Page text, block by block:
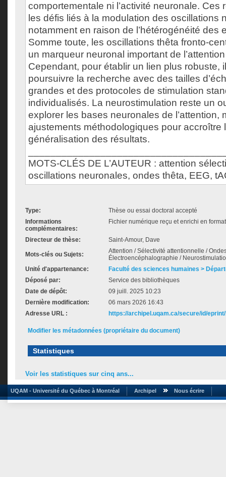
comportementale ni l’activité neuronale. Ces
les défis liés à la modulation des oscillations
notamment en raison de l’hétérogénéité des
Somme toute, les oscillations thêta fronto-
un marqueur neuronal important de
Cependant, pour établir un lien plus robuste,
poursuivre la recherche avec des tailles
grandes et des protocoles de stimulation
individualisés. La neurostimulation reste un
explorer les bases neuronales de l’attention,
ajustements méthodologiques pour accroître
généralisation des résultats.
MOTS-CLÉS DE L’AUTEUR : attention
oscillations neuronales, ondes thêta, EEG,
Type:
Thèse ou essai doctoral accepté
Informations
complémentaires:
Fichier numérique reçu et enrichi en
Directeur de thèse: Saint-Amour, Dave
Mots-clés ou Sujets:
Attention / Sélectivité attentionnelle /
Électroencéphalographie /
Unité d'appartenance:
Faculté des sciences humaines >
Déposé par:
Service des bibliothèques
Date de dépôt:
09 juill. 2025 10:23
Dernière modification:
06 mars 2026 16:43
Adresse URL :
https://archipel.uqam.ca/secure/id/
Modifier les métadonnées (propriétaire du document)
Statistiques
Voir les statistiques sur cinq ans...
UQAM - Université du Québec à Montréal Archipel Nous écrire